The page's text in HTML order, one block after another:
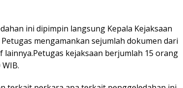
ini dipimpin langsung Kepala Kejaksaan
mengamankan sejumlah dokumen dari
lainnya.Petugas kejaksaan berjumlah 15 orang